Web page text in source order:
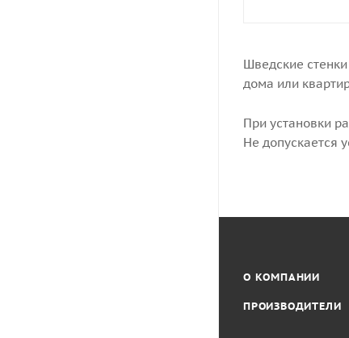
Шведские
дома или
При установки
Не допускается
О КОМПАНИИ
ПРОИЗВОДИТЕЛИ